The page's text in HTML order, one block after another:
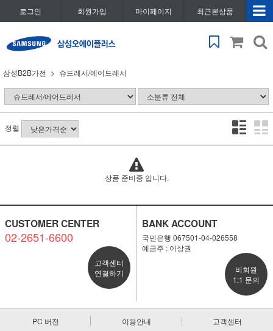
로그인 회원가입 마이페이지 최근본상품
삼성B2B가전 슈드레서/에어드레서
정렬
상품 준비중 입니다.
CUSTOMER CENTER
02-2651-6600
고객센터
연결하기
BANK ACCOUNT
국민은행 067501-04-026558
예금주 : 이상권
비회원
1:1 문의
PC 버전 이용안내 고객센터